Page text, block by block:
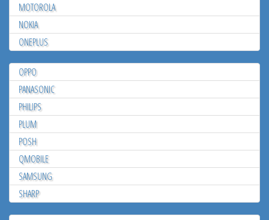
MOTOROLA
NOKIA
ONEPLUS
OPPO
PANASONIC
PHILIPS
PLUM
POSH
QMOBILE
SAMSUNG
SHARP